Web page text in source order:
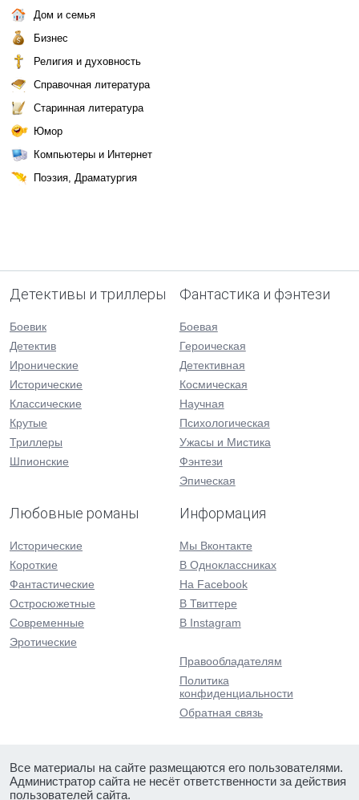
Дом и семья
Бизнес
Религия и духовность
Справочная литература
Старинная литература
Юмор
Компьютеры и Интернет
Поэзия, Драматургия
Детективы и триллеры
Боевик
Детектив
Иронические
Исторические
Классические
Крутые
Триллеры
Шпионские
Фантастика и фэнтези
Боевая
Героическая
Детективная
Космическая
Научная
Психологическая
Ужасы и Мистика
Фэнтези
Эпическая
Любовные романы
Исторические
Короткие
Фантастические
Остросюжетные
Современные
Эротические
Информация
Мы Вконтакте
В Одноклассниках
На Facebook
В Твиттере
В Instagram
Правообладателям
Политика
конфиденциальности
Обратная связь
Все материалы на сайте размещаются его пользователями.
Администратор сайта не несёт ответственности за действия
пользователей сайта.